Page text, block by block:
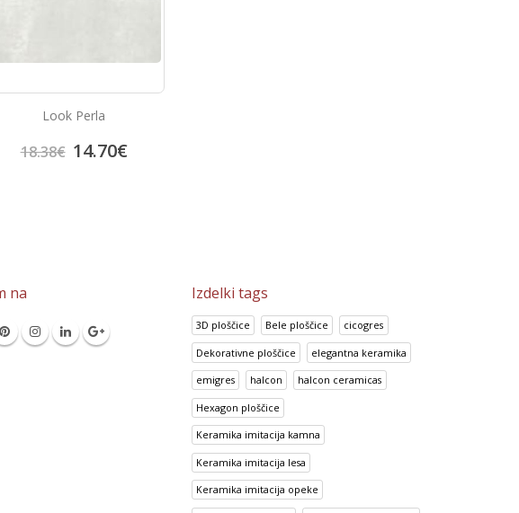
Bambu Beige
17.41€ 13.92€
na Izdelki tags
3D ploščice Bele ploščice cicogres
Dekorativne ploščice elegantna keramika
emigres halcon halcon ceramicas
Hexagon ploščice
Keramika imitacija kamna
Keramika imitacija lesa
Keramika imitacija opeke